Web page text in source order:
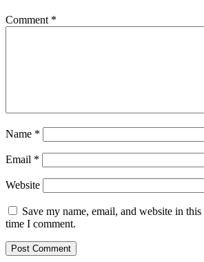
Comment *
Name *
Email *
Website
Save my name, email, and website in
time I comment.